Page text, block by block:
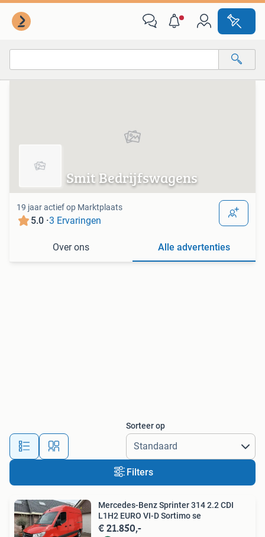
Van deze adverteerder
Smit Bedrijfswagens
19 jaar actief op Marktplaats
5.0 ·3 Ervaringen
Over ons Alle advertenties
Sorteer op
Filters
Mercedes-Benz Sprinter 314 2.2 CDI
L1H2 EURO VI-D Sortimo se
€ 21.850,-